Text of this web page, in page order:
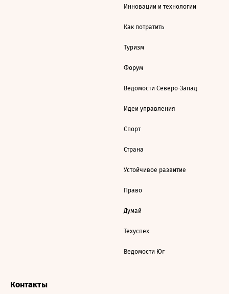
Инновации и технологии
Как потратить
Туризм
Форум
Ведомости Северо-Запад
Идеи управления
Спорт
Страна
Устойчивое развитие
Право
Думай
Техуспех
Ведомости Юг
Контакты